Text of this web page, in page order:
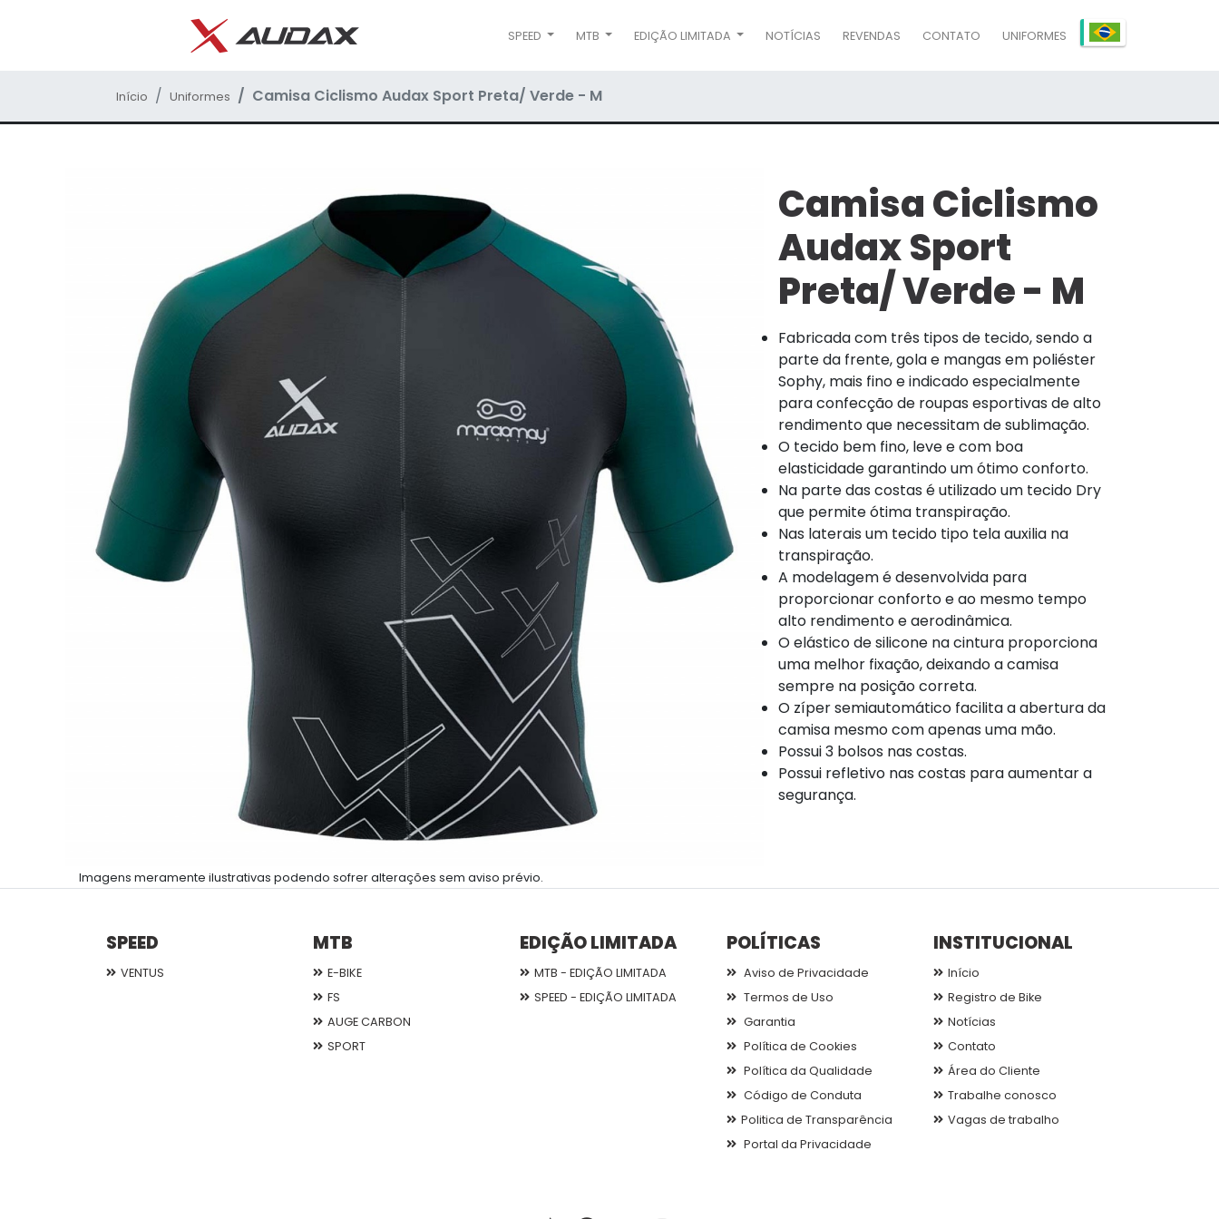
SPEED MTB EDIÇÃO LIMITADA NOTÍCIAS REVENDAS CONTATO UNIFORMES
Início Uniformes Camisa Ciclismo Audax Sport Preta/ Verde - M
Imagens meramente ilustrativas podendo sofrer alterações sem aviso prévio.
Camisa Ciclismo
Audax Sport
Preta/ Verde - M
Fabricada com três tipos de tecido, sendo a
parte da frente, gola e mangas em poliéster
Sophy, mais fino e indicado especialmente
para confecção de roupas esportivas de alto
rendimento que necessitam de sublimação.
O tecido bem fino, leve e com boa
elasticidade garantindo um ótimo conforto.
Na parte das costas é utilizado um tecido Dry
que permite ótima transpiração.
Nas laterais um tecido tipo tela auxilia na
transpiração.
A modelagem é desenvolvida para
proporcionar conforto e ao mesmo tempo
alto rendimento e aerodinâmica.
O elástico de silicone na cintura proporciona
uma melhor fixação, deixando a camisa
sempre na posição correta.
O zíper semiautomático facilita a abertura da
camisa mesmo com apenas uma mão.
Possui 3 bolsos nas costas.
Possui refletivo nas costas para aumentar a
segurança.
SPEED
VENTUS
MTB
E-BIKE
FS
AUGE CARBON
SPORT
EDIÇÃO LIMITADA
MTB - EDIÇÃO LIMITADA
SPEED - EDIÇÃO LIMITADA
POLÍTICAS
Aviso de Privacidade
Termos de Uso
Garantia
Política de Cookies
Política da Qualidade
Código de Conduta
Politica de Transparência
Portal da Privacidade
INSTITUCIONAL
Início
Registro de Bike
Notícias
Contato
Área do Cliente
Trabalhe conosco
Vagas de trabalho